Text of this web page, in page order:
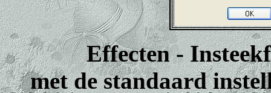
Effecten -
met de standaard